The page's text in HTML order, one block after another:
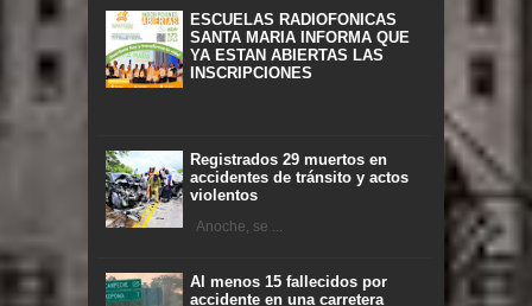
ESCUELAS RADIOFONICAS
SANTA MARIA INFORMA QUE
YA ESTAN ABIERTAS LAS
INSCRIPCIONES
Registrados 29 muertos en
accidentes de tránsito y actos
violentos
Anoche, se ...
Al menos 15 fallecidos por
accidente en una carretera